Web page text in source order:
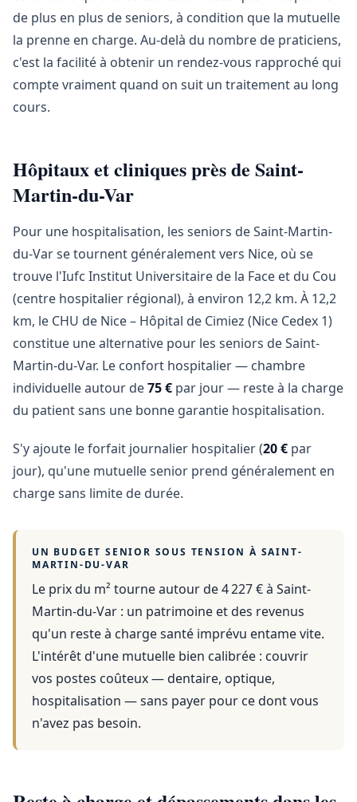
de plus en plus de seniors, à condition que la mutuelle
la prenne en charge. Au-delà du nombre de praticiens,
c'est la facilité à obtenir un rendez-vous rapproché qui
compte vraiment quand on suit un traitement au long
cours.
Hôpitaux et cliniques près de Saint-
Martin-du-Var
Pour une hospitalisation, les seniors de Saint-Martin-
du-Var se tournent généralement vers Nice, où se
trouve l'Iufc Institut Universitaire de la Face et du Cou
(centre hospitalier régional), à environ 12,2 km. À 12,2
km, le CHU de Nice – Hôpital de Cimiez (Nice Cedex 1)
constitue une alternative pour les seniors de Saint-
Martin-du-Var. Le confort hospitalier — chambre
individuelle autour de75 € par jour — reste à la charge
du patient sans une bonne garantie hospitalisation.
S'y ajoute le forfait journalier hospitalier (20 € par
jour), qu'une mutuelle senior prend généralement en
charge sans limite de durée.
UN BUDGET SENIOR SOUS TENSION À SAINT-
MARTIN-DU-VAR
Le prix du m² tourne autour de 4 227 €à Saint-
Martin-du-Var : un patrimoine et des revenus
qu'un reste à charge santé imprévu entame vite.
L'intérêt d'une mutuelle bien calibrée : couvrir
vos postes coûteux — dentaire, optique,
hospitalisation — sans payer pour ce dont vous
n'avez pas besoin.